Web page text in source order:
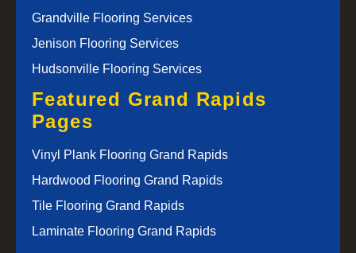
Grandville Flooring Services
Jenison Flooring Services
Hudsonville Flooring Services
Featured Grand Rapids
Pages
Vinyl Plank Flooring Grand Rapids
Hardwood Flooring Grand Rapids
Tile Flooring Grand Rapids
Laminate Flooring Grand Rapids